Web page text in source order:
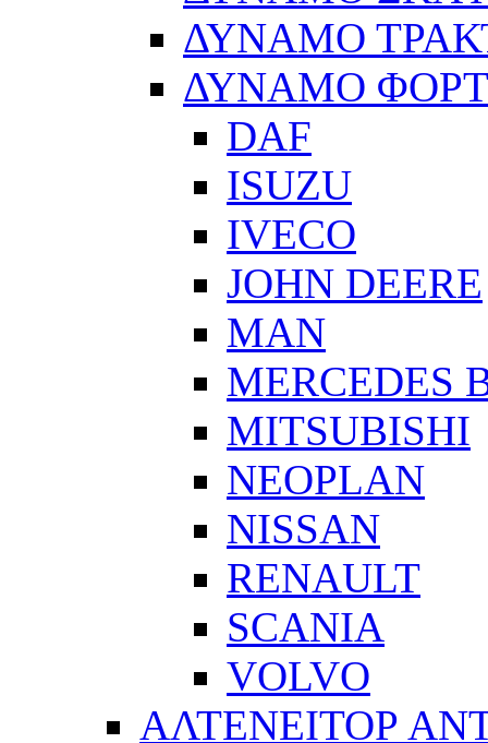
ΔΥΝΑΜΟ
ΔΥΝΑΜΟ
DAF
ISUZU
IVECO
JOHN DEERE
MAN
MERCEDES
MITSUBISHI
NEOPLAN
NISSAN
RENAULT
SCANIA
VOLVO
ΑΛΤΕΝΕΙΤΟΡ